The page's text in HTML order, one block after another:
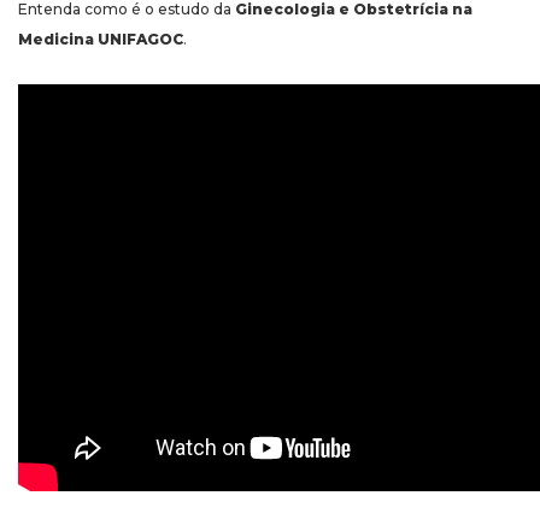
Entenda como é o estudo da Ginecologia e Obstetrícia na
Medicina UNIFAGOC.